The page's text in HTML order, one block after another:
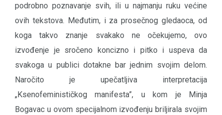
podrobno poznavanje svih, ili u najmanju ruku većine
ovih tekstova. Međutim, i za prosečnog gledaoca, od
koga takvo znanje svakako ne očekujemo, ovo
izvođenje je sročeno koncizno i pitko i uspeva da
svakoga u publici dotakne bar jednim svojim delom.
Naročito je upečatljiva interpretacija
„Ksenofeminističkog manifesta”, u kom je Minja
Bogavac u ovom specijalnom izvođenju briljirala svojim